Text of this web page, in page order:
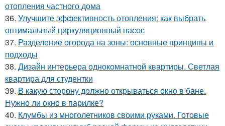
отопления частного дома
36. Улучшите эффективность отопления: как выбрать
оптимальный циркуляционный насос
37. Разделение огорода на зоны: основные принципы и
подходы
38. Дизайн интерьера однокомнатной квартиры. Светлая
квартира для студентки
39. В какую сторону должно открываться окно в бане.
Нужно ли окно в парилке?
40. Клумбы из многолетников своими руками. Готовые